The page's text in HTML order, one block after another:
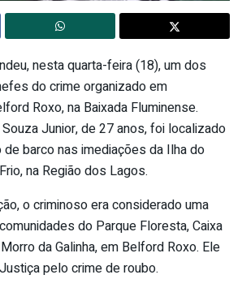
nesta quarta-feira (18), um dos
do crime organizado em
Roxo, na Baixada Fluminense.
Junior, de 27 anos, foi localizado
barco nas imediações da Ilha do
na Região dos Lagos.
o criminoso era considerado uma
do Parque Floresta, Caixa
da Galinha, em Belford Roxo. Ele
pelo crime de roubo.